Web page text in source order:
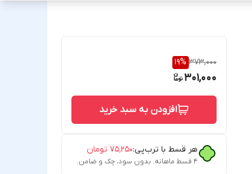
373,000
19%
301,000
افزودن به سبد خرید
هر قسط با ترب‌پی:۷۵٬۲۵۰ تومان
۴ قسط ماهانه. بدون سود، چک و ضامن.